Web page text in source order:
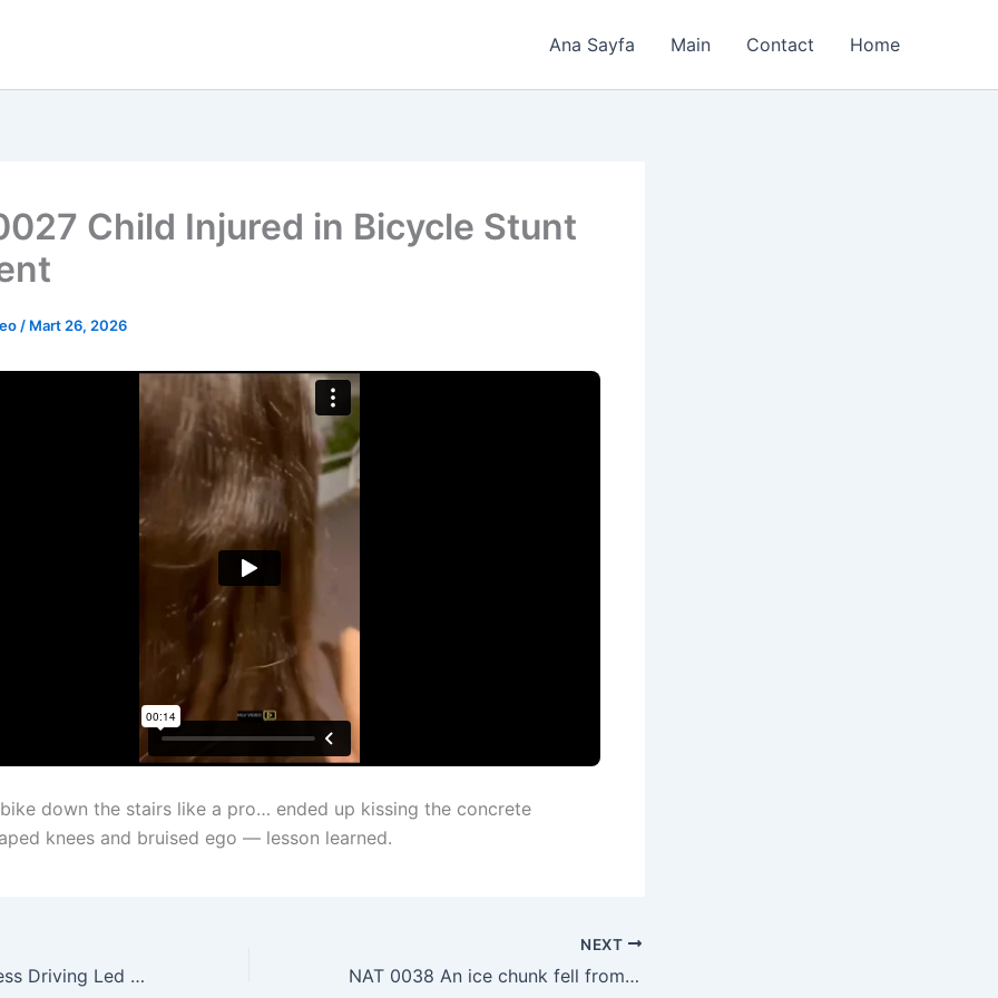
Ana Sayfa Main Contact Home
Child Injured in Bicycle Stunt
/ Mart 26, 2026
down the stairs like a pro… ended up kissing the concrete
knees and bruised ego — lesson learned.
KAM 0073 Careless Driving Led to Diesel Spill Incident
NEXT
NAT 0038 An ice chunk fell from the sky